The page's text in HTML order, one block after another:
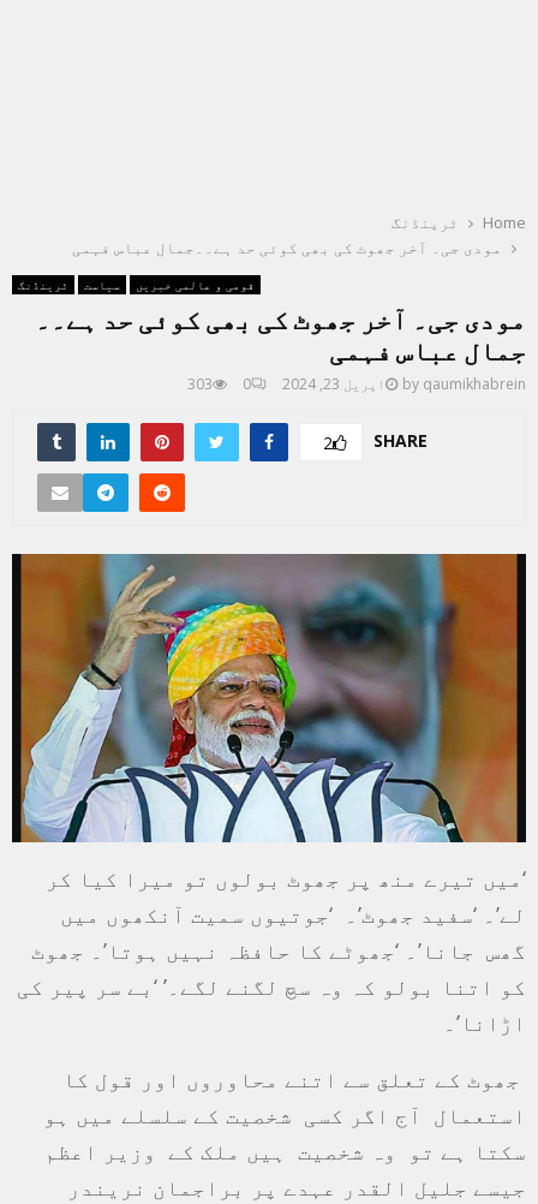
Home
ٹرینڈنگ
مودی جی۔ آخر جھوٹ کی بھی کوئی حد ہے۔۔جمال عباس فہمی
ٹرینڈنگ سیاست قومی و عالمی خبریں
مودی جی۔ آخر جھوٹ کی بھی کوئی حد ہے۔۔
جمال عباس فہمی
by qaumikhabrein اپریل 23, 2024 0
303
SHARE
2
‘میں تیرے منھ پر جھوٹ بولوں تو میرا کیا کر
لے’۔ ‘سفید جھوٹ’۔ ‘جوتیوں سمیت آنکھوں میں
گھس جانا’۔ ‘جھوٹے کا حافظہ نہیں ہوتا’۔ جھوٹ
کو اتنا بولو کہ وہ سچ لگنے لگے۔’ ‘بے سر پیر کی
اڑانا’۔
جھوٹ کے تعلق سے اتنے محاوروں اور قول کا
استعمال آج اگر کسی شخصیت کے سلسلے میں ہو
سکتا ہے تو وہ شخصیت ہیں ملک کے وزیر اعظم
جیسے جلیل القدر عہدے پر براجمان نریندر